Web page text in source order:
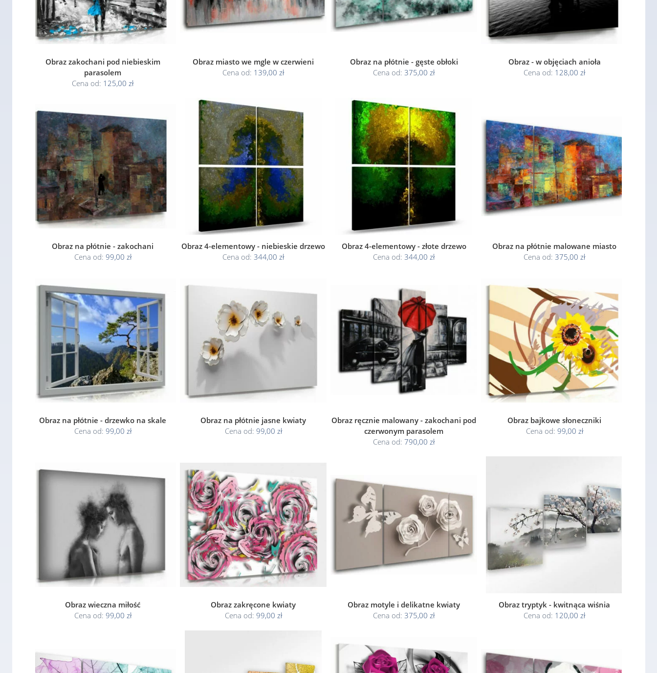
Obraz zakochani pod niebieskim
parasolem
Cena od: 125,00 zł
Obraz miasto we mgle w czerwieni
Cena od: 139,00 zł
Obraz na płótnie - gęste obłoki
Cena od: 375,00 zł
Obraz - w objęciach anioła
Cena od: 128,00 zł
Obraz na płótnie - zakochani
Cena od: 99,00 zł
Obraz 4-elementowy - niebieskie drzewo
Cena od: 344,00 zł
Obraz 4-elementowy - złote drzewo
Cena od: 344,00 zł
Obraz na płótnie malowane miasto
Cena od: 375,00 zł
Obraz na płótnie - drzewko na skale
Cena od: 99,00 zł
Obraz na płótnie jasne kwiaty
Cena od: 99,00 zł
Obraz ręcznie malowany - zakochani pod
czerwonym parasolem
Cena od: 790,00 zł
Obraz bajkowe słoneczniki
Cena od: 99,00 zł
Obraz wieczna miłość
Cena od: 99,00 zł
Obraz zakręcone kwiaty
Cena od: 99,00 zł
Obraz motyle i delikatne kwiaty
Cena od: 375,00 zł
Obraz tryptyk - kwitnąca wiśnia
Cena od: 120,00 zł